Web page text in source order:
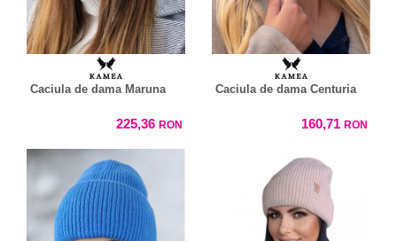
Caciula de dama Maruna
225,36 RON
Caciula de dama Centuria
160,71 RON